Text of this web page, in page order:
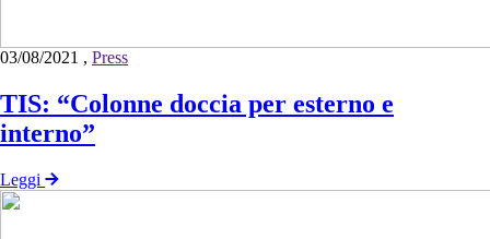
03/08/2021 , Press
TIS: “Colonne doccia per esterno e
interno”
Leggi